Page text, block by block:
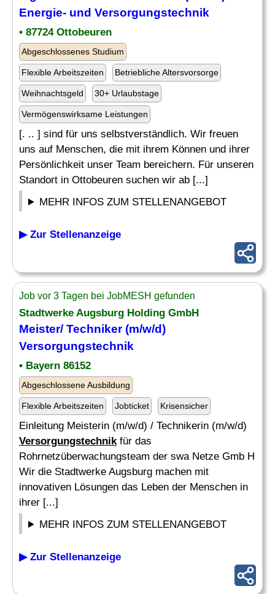
Energie- und Versorgungstechnik
• 87724 Ottobeuren
Abgeschlossenes Studium
Flexible Arbeitszeiten Betriebliche Altersvorsorge
Weihnachtsgeld 30+ Urlaubstage
Vermögenswirksame Leistungen
[. .. ] sind für uns selbstverständlich. Wir freuen
uns auf Menschen, die mit ihrem Können und ihrer
Persönlichkeit unser Team bereichern. Für unseren
Standort in Ottobeuren suchen wir ab [...]
MEHR INFOS ZUM STELLENANGEBOT
▶ Zur Stellenanzeige
Job vor 3 Tagen bei JobMESH gefunden
Stadtwerke Augsburg Holding GmbH
Meister/ Techniker(m/w/d)
Versorgungstechnik
• Bayern 86152
Abgeschlossene Ausbildung
Flexible Arbeitszeiten Jobticket Krisensicher
Einleitung Meisterin (m/w/d) / Technikerin (m/w/d)
Versorgungstechnikfür das
Rohrnetzüberwachungsteam der swa Netze Gmb H
Wir die Stadtwerke Augsburg machen mit
innovativen Lösungen das Leben der Menschen in
ihrer [...]
MEHR INFOS ZUM STELLENANGEBOT
▶ Zur Stellenanzeige